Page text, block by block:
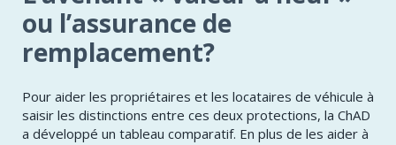
ou l’assurance de
remplacement?
Pour aider les propriétaires et les locataires de véhicule à
saisir les distinctions entre ces deux protections, la ChAD
a développé un tableau comparatif. En plus de les aider à